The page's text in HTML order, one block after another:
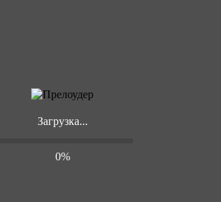
Загрузка...
0%